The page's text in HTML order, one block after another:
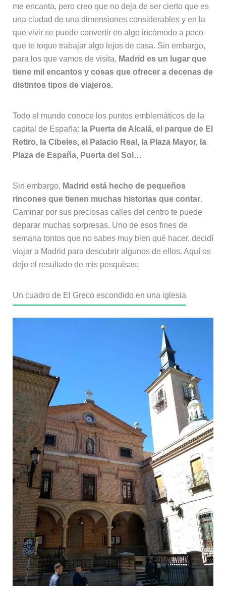
me encanta, pero creo que no deja de ser cierto que es
una ciudad de una dimensiones considerables y en la
que vivir se puede convertir en algo incómodo a poco
que te toque trabajar algo lejos de casa. Sin embargo,
para los que vamos de visita, Madrid es un lugar que
tiene mil encantos y cosas que ofrecer a decenas de
distintos tipos de viajeros.
Todo el mundo conoce los puntos emblemáticos de la
capital de España: la Puerta de Alcalá, el parque de El
Retiro, la Cibeles, el Palacio Real, la Plaza Mayor, la
Plaza de España, Puerta del Sol…
Sin embargo, Madrid está hecho de pequeños
rincones que tienen muchas historias que contar.
Caminar por sus preciosas calles del centro te puede
deparar muchas sorpresas. Uno de esos fines de
semana tontos que no sabes muy bien qué hacer, decidí
viajar a Madrid para descubrir algunos de ellos. Aquí os
dejo el resultado de mis pesquisas:
Un cuadro de El Greco escondido en una iglesia